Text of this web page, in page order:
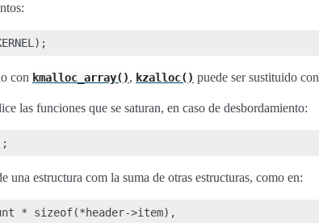
con kmalloc_array(), kzalloc() puede ser sustituido con
las funciones que se saturan, en caso de desbordamiento:
una estructura com la suma de otras estructuras, como en:
* sizeof(*header->item),